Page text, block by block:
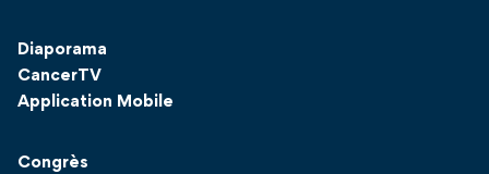
Diaporama
CancerTV
Application Mobile
Congrès